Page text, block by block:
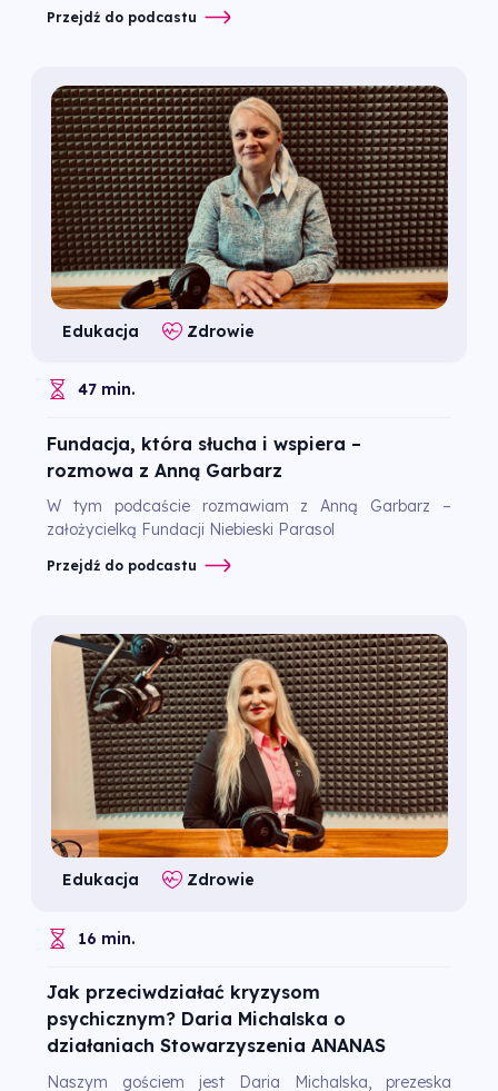
Przejdź do podcastu
Edukacja Zdrowie
47 min.
Fundacja, która słucha i wspiera –
rozmowa z Anną Garbarz
W tym podcaście rozmawiam z Anną Garbarz –
założycielką Fundacji Niebieski Parasol
Przejdź do podcastu
Edukacja Zdrowie
16 min.
Jak przeciwdziałać kryzysom
psychicznym? Daria Michalska o
działaniach Stowarzyszenia ANANAS
Naszym gościem jest Daria Michalska, prezeska